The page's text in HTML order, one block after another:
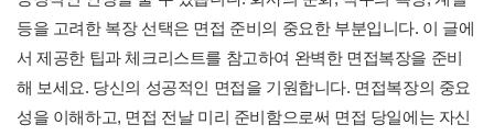
등을 고려한 복장 선택은 면접 준비의 중요한 부분입니다. 이 글에
서 제공한 팁과 체크리스트를 참고하여 완벽한 면접복장을 준비
해 보세요. 당신의 성공적인 면접을 기원합니다. 면접복장의 중요
성을 이해하고, 면접 전날 미리 준비함으로써 면접 당일에는 자신